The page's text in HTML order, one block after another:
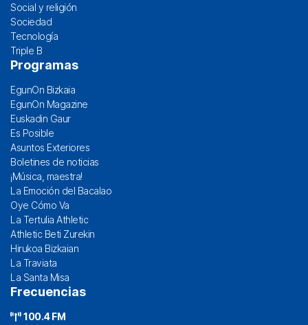
Social y religión
Sociedad
Tecnología
Triple B
Programas
EgunOn Bizkaia
EgunOn Magazine
Euskadin Gaur
Es Posible
Asuntos Exteriores
Boletines de noticias
¡Música, maestra!
La Emoción del Bacalao
Oye Cómo Va
La Tertulia Athletic
Athletic Beti Zurekin
Hirukoa Bizkaian
La Traviata
La Santa Misa
Frecuencias
100.4 FM